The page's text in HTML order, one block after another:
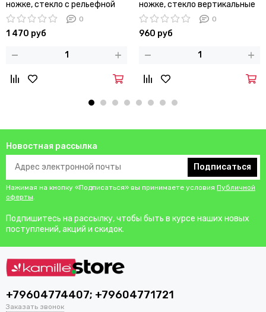
ножке, стекло с рельефной
огранкой
0
1 470 руб
ножке, стекло вертикальные
полосы
0
960 руб
Новостная рассылка
Подписаться
Нажимая на кнопку «Подписаться» вы принимаете условия Публичной
оферты.
Подпишитесь на рассылку, чтобы быть в курсе наших новых
поступлений, акций и скидок.
+79604774407; +79604771721
Заказать звонок